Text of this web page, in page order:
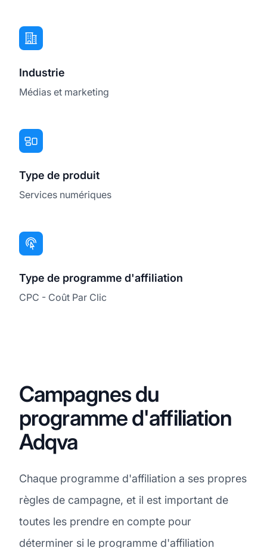
Industrie
Médias et marketing
Type de produit
Services numériques
Type de programme d'affiliation
CPC - Coût Par Clic
Campagnes du
programme d'affiliation
Adqva
Chaque programme d'affiliation a ses propres
règles de campagne, et il est important de
toutes les prendre en compte pour
déterminer si le programme d'affiliation